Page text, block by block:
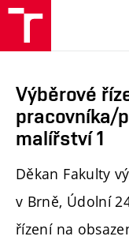
Výběrové
pracovníka/
malířství 1
Děkan Fakulty
v Brně, Údolní
řízení na